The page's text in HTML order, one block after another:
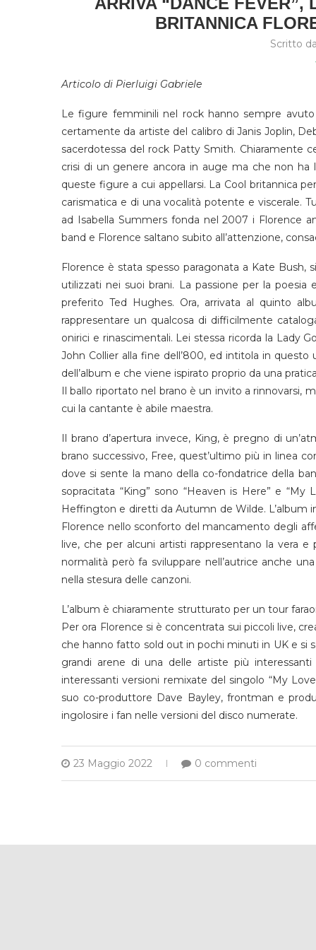
BRITANNICA
Scritto
Articolo di Pierluigi Gabriele
Le figure femminili nel rock hanno sempre
certamente da artiste del calibro di Janis Joplin,
sacerdotessa del rock Patty Smith. Chiaramente
crisi di un genere ancora in auge ma che non
queste figure a cui appellarsi. La Cool britannica
carismatica e di una vocalità potente e viscerale.
ad Isabella Summers fonda nel 2007 i Florence
band e Florence saltano subito all’attenzione,
Florence è stata spesso paragonata a Kate Bush,
utilizzati nei suoi brani. La passione per la
preferito Ted Hughes. Ora, arrivata al quinto
rappresentare un qualcosa di difficilmente
onirici e rinascimentali. Lei stessa ricorda la Lady
John Collier alla fine dell’800, ed intitola in
dell’album e che viene ispirato proprio da una
Il ballo riportato nel brano è un invito a rinnovarsi,
cui la cantante è abile maestra.
Il brano d’apertura invece, King, è pregno di
brano successivo, Free, quest’ultimo più in linea
dove si sente la mano della co-fondatrice della
sopracitata “King” sono “Heaven is Here” e
Heffington e diretti da Autumn de Wilde. L’album
Florence nello sconforto del mancamento degli
live, che per alcuni artisti rappresentano la vera
normalità però fa sviluppare nell’autrice anche
nella stesura delle canzoni.
L’album è chiaramente strutturato per un tour
Per ora Florence si è concentrata sui piccoli live,
che hanno fatto sold out in pochi minuti in UK e si
grandi arene di una delle artiste più
interessanti versioni remixate del singolo “My
suo co-produttore Dave Bayley, frontman e
ingolosire i fan nelle versioni del disco numerate.
23 Maggio 2022 0 commenti